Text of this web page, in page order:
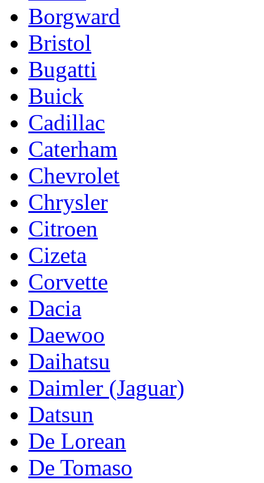
Borgward
Bristol
Bugatti
Buick
Cadillac
Caterham
Chevrolet
Chrysler
Citroen
Cizeta
Corvette
Dacia
Daewoo
Daihatsu
Daimler (Jaguar)
Datsun
De Lorean
De Tomaso